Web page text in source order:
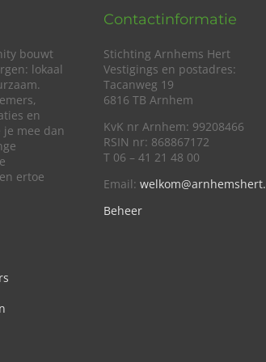
bouwt
lokaal
en
mee dan
ertoe
Contactinformatie
Stichting Arnhems Hert
Vestigings en postadres:
Tacanweg 19
6816 TB Arnhem
KvK nr Arnhem: 99208466
RSIN nr: 868867172
T 06 – 41 21 48 00
Email:
Beheer